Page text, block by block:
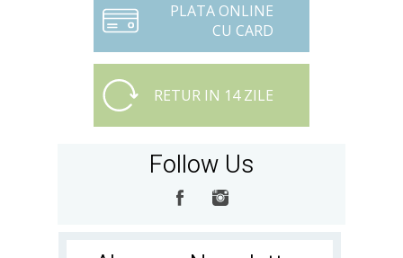
PLATA ONLINE
CU CARD
RETUR IN 14 ZILE
Follow Us